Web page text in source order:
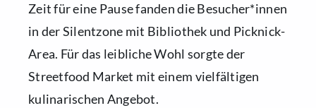
Zeit für eine Pause fanden die Besucher*innen
in der Silentzone mit Bibliothek und Picknick-
Area. Für das leibliche Wohl sorgte der
Streetfood Market mit einem vielfältigen
kulinarischen Angebot.